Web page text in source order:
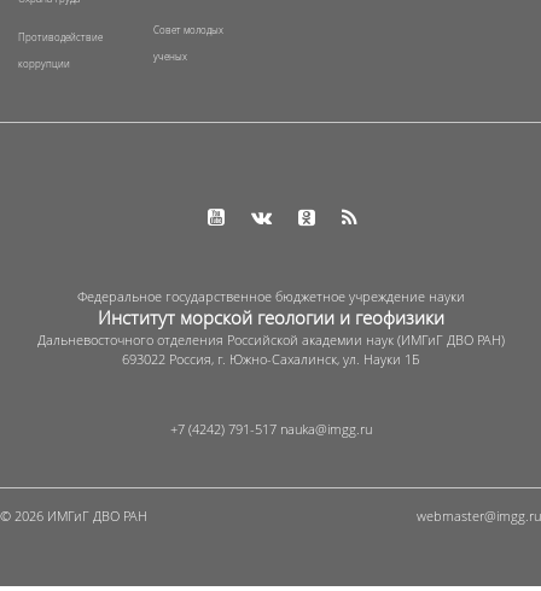
Противодействие
коррупции
Совет молодых
ученых
Федеральное государственное бюджетное учреждение науки
Институт морской геологии и геофизики
Дальневосточного отделения Российской академии наук (ИМГиГ ДВО РАН)
693022 Россия, г. Южно-Сахалинск, ул. Науки 1Б
+7 (4242) 791-517
© 2026 ИМГиГ ДВО РАН